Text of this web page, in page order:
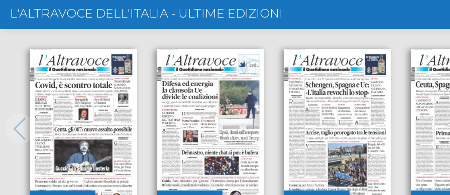
L'ALTRAVOCE DELL'ITALIA - ULTIME EDIZIONI